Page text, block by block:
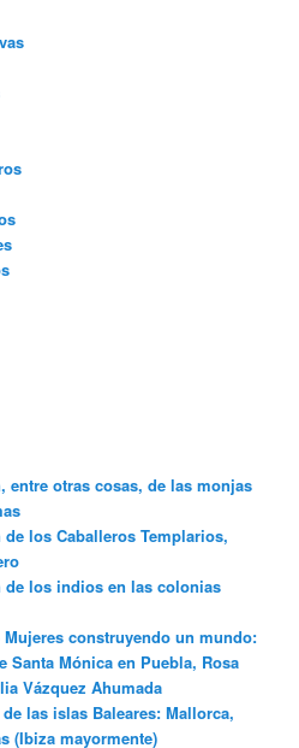
entre otras cosas, de las monjas
los Caballeros Templarios,
los indios en las colonias
construyendo un mundo:
Santa Mónica en Puebla, Rosa
Vázquez Ahumada
las islas Baleares: Mallorca,
(Ibiza mayormente)